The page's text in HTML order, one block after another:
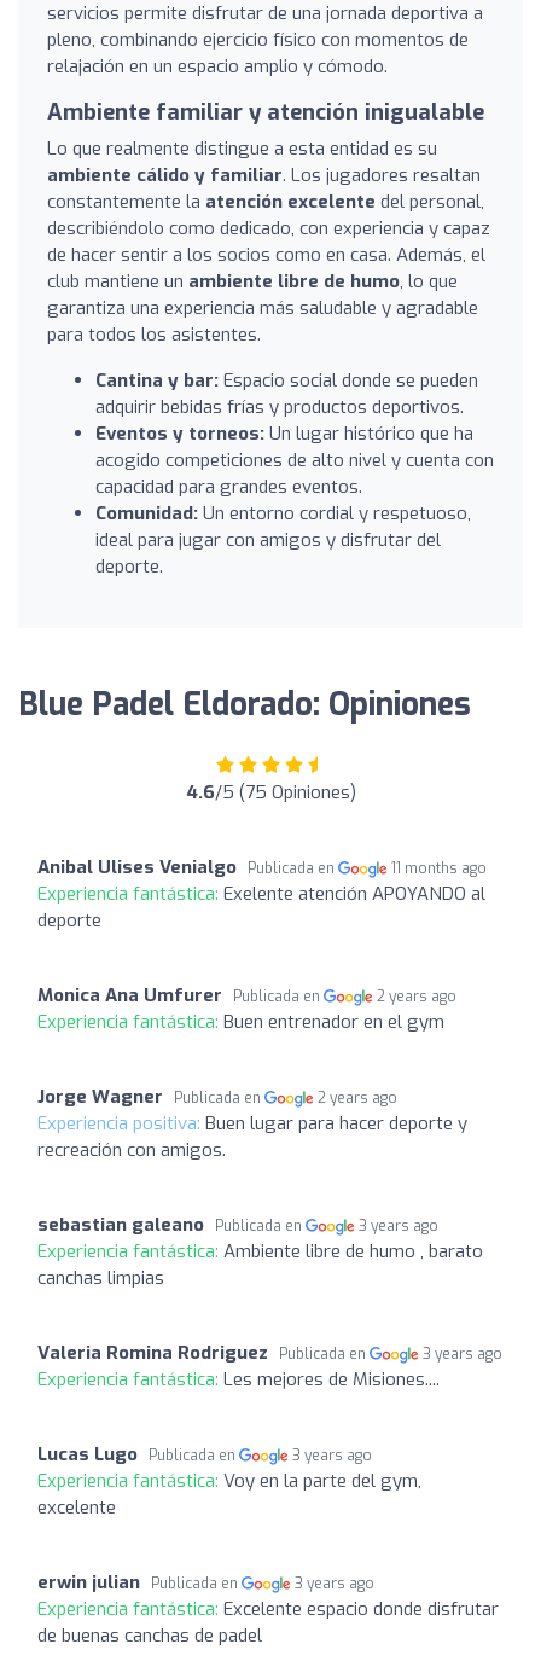
servicios permite disfrutar de una jornada deportiva a
pleno, combinando ejercicio físico con momentos de
relajación en un espacio amplio y cómodo.
Ambiente familiar y atención inigualable
Lo que realmente distingue a esta entidad es su
ambiente cálido y familiar. Los jugadores resaltan
constantemente la atención excelente del personal,
describiéndolo como dedicado, con experiencia y capaz
de hacer sentir a los socios como en casa. Además, el
club mantiene un ambiente libre de humo, lo que
garantiza una experiencia más saludable y agradable
para todos los asistentes.
Cantina y bar: Espacio social donde se pueden
adquirir bebidas frías y productos deportivos.
Eventos y torneos: Un lugar histórico que ha
acogido competiciones de alto nivel y cuenta con
capacidad para grandes eventos.
Comunidad: Un entorno cordial y respetuoso,
ideal para jugar con amigos y disfrutar del
deporte.
Blue Padel Eldorado: Opiniones
4.6/5 (75 Opiniones)
Anibal Ulises Venialgo Publicada en 11 months ago
Experiencia fantástica: Exelente atención APOYANDO al
deporte
Monica Ana Umfurer Publicada en 2 years ago
Experiencia fantástica: Buen entrenador en el gym
Jorge Wagner Publicada en 2 years ago
Experiencia positiva: Buen lugar para hacer deporte y
recreación con amigos.
sebastian galeano Publicada en 3 years ago
Experiencia fantástica: Ambiente libre de humo , barato
canchas limpias
Valeria Romina Rodriguez Publicada en 3 years ago
Experiencia fantástica: Les mejores de Misiones....
Lucas Lugo Publicada en 3 years ago
Experiencia fantástica: Voy en la parte del gym,
excelente
erwin julian Publicada en 3 years ago
Experiencia fantástica: Excelente espacio donde disfrutar
de buenas canchas de padel